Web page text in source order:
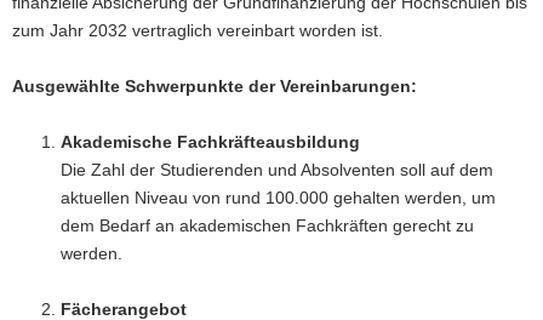
zum Jahr 2032 vertraglich vereinbart worden ist.
Ausgewählte Schwerpunkte der Vereinbarungen:
Akademische Fachkräfteausbildung
Die Zahl der Studierenden und Absolventen soll auf dem
aktuellen Niveau von rund 100.000 gehalten werden, um
dem Bedarf an akademischen Fachkräften gerecht zu
werden.
Fächerangebot